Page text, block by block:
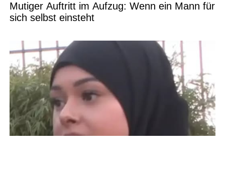
Mutiger Auftritt im Aufzug: Wenn ein Mann für
sich selbst einsteht